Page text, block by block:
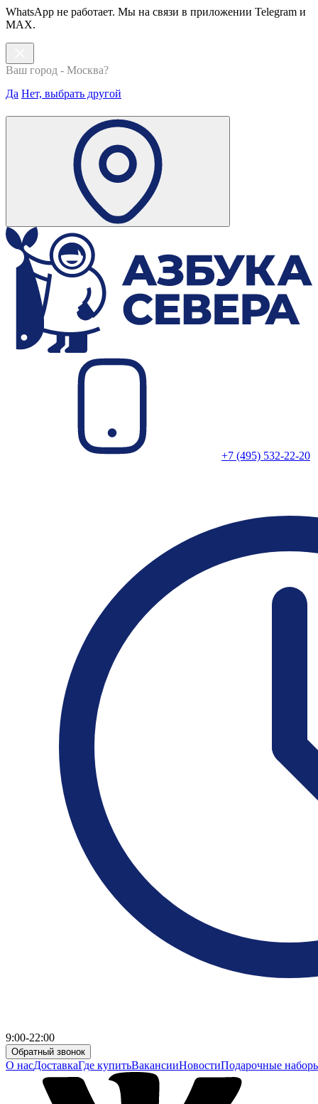
WhatsApp не работает. Мы на связи в приложении Telegram и
MAX.
Ваш город - Москва?
Да Нет, выбрать другой
+7 (495) 532-22-20
9:00-22:00
Обратный звонок
О насДоставкаГде купитьВакансииНовостиПодарочные